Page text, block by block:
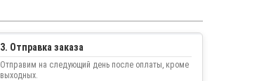
3. Отправка заказа
Отправим на следующий день после оплаты, кроме
выходных.